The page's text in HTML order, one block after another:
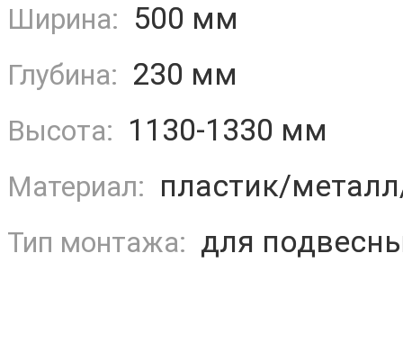
Ширина: 500 мм
Глубина: 230 мм
Высота: 1130-1330 мм
Материал: пластик/
Тип монтажа: для